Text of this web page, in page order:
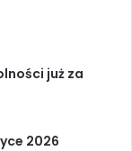
już za
2026